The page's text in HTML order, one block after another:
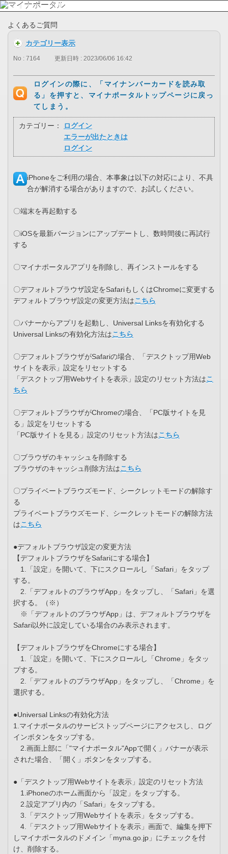
よくあるご質問
カテゴリー表示
No : 7164 更新日時 : 2023/06/06 16:42
ログインの際に、「マイナンバーカードを読み取
る」を押すと、マイナポータルトップページに戻っ
てしまう。
カテゴリー：
ログイン
エラーが出たときは
ログイン
iPhoneをご利用の場合、本事象は以下の対応により、不具
合が解消する場合がありますので、お試しください。
〇端末を再起動する
〇iOSを最新バージョンにアップデートし、数時間後に再試行
する
〇マイナポータルアプリを削除し、再インストールをする
〇デフォルトブラウザ設定をSafariもしくはChromeに変更する
デフォルトブラウザ設定の変更方法はこちら
〇バナーからアプリを起動し、Universal Linksを有効化する
Universal Linksの有効化方法はこちら
〇デフォルトブラウザがSafariの場合、「デスクトップ用Web
サイトを表示」設定をリセットする
「デスクトップ用Webサイトを表示」設定のリセット方法はこ
ちら
〇デフォルトブラウザがChromeの場合、「PC版サイトを見
る」設定をリセットする
「PC版サイトを見る」設定のリセット方法はこちら
〇ブラウザのキャッシュを削除する
ブラウザのキャッシュ削除方法はこちら
〇プライベートブラウズモード、シークレットモードの解除す
る
プライベートブラウズモード、シークレットモードの解除方法
はこちら
●デフォルトブラウザ設定の変更方法
【デフォルトブラウザをSafariにする場合】
1.「設定」を開いて、下にスクロールし「Safari」をタップ
する。
2.「デフォルトのブラウザApp」をタップし、「Safari」を選
択する。（※）
※「デフォルトのブラウザApp」は、デフォルトブラウザを
Safari以外に設定している場合のみ表示されます。
【デフォルトブラウザをChromeにする場合】
1.「設定」を開いて、下にスクロールし「Chrome」をタッ
プする。
2.「デフォルトのブラウザApp」をタップし、「Chrome」を
選択する。
●Universal Linksの有効化方法
1.マイナポータルのサービストップページにアクセスし、ログ
インボタンをタップする。
2.画面上部に「"マイナポータル"Appで開く」バナーが表示
された場合、「開く」ボタンをタップする。
●「デスクトップ用Webサイトを表示」設定のリセット方法
1.iPhoneのホーム画面から「設定」をタップする。
2.設定アプリ内の「Safari」をタップする。
3.「デスクトップ用Webサイトを表示」をタップする。
4.「デスクトップ用Webサイトを表示」画面で、編集を押下
しマイナポータルのドメイン「myna.go.jp」にチェックを付
け、削除する。